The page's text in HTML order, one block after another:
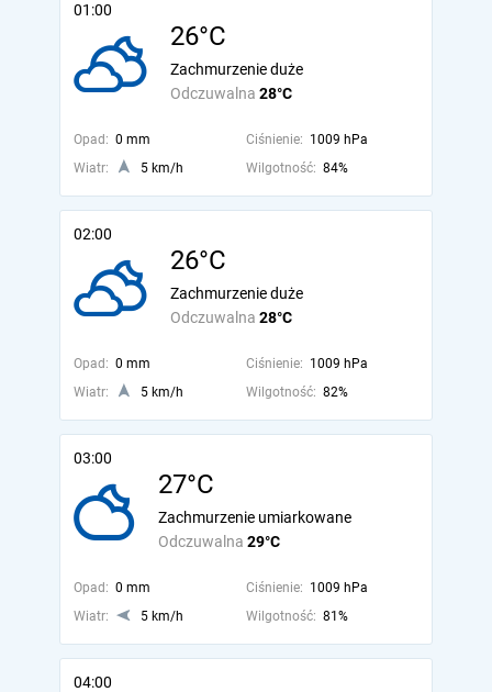
01:00
26°C
Odczuwalna 28°C
Zachmurzenie duże
Opad: 0 mm Ciśnienie: 1009 hPa
Wiatr:
5 km/h Wilgotność: 84%
02:00
26°C
Odczuwalna 28°C
Zachmurzenie duże
Opad: 0 mm Ciśnienie: 1009 hPa
Wiatr:
5 km/h Wilgotność: 82%
03:00
27°C
Odczuwalna 29°C
Zachmurzenie umiarkowane
Opad: 0 mm Ciśnienie: 1009 hPa
Wiatr:
5 km/h Wilgotność: 81%
04:00